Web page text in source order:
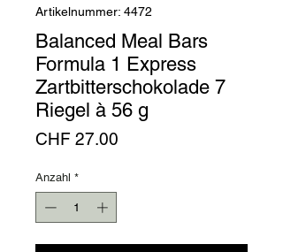
Artikelnummer: 4472
Balanced Meal Bars
Formula 1 Express
Zartbitterschokolade 7
Riegel à 56 g
CHF 27.00
Anzahl *